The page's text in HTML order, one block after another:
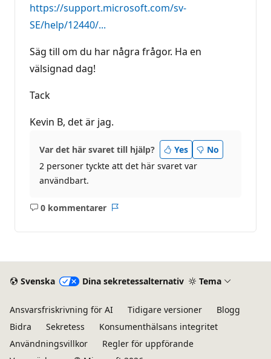
https://support.microsoft.com/sv-
SE/help/12440/...
Säg till om du har några frågor. Ha en
välsignad dag!
Tack
Kevin B, det är jag.
Var det här svaret till hjälp? Yes
No
2 personer tyckte att det här svaret var
användbart.
0 kommentarer
Inga
Svenska Dina sekretessalternativ Tema
Ansvarsfriskrivning för AI Tidigare versioner
Blogg
Bidra
Sekretess
Konsumenthälsans integritet
Användningsvillkor
Regler för uppförande